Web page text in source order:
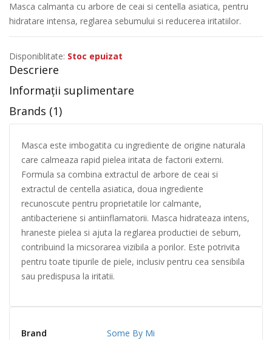
Masca calmanta cu arbore de ceai si centella asiatica, pentru
hidratare intensa, reglarea sebumului si reducerea iritatiilor.
Disponiblitate: Stoc epuizat
Descriere
Informații suplimentare
Brands (1)
Masca este imbogatita cu ingrediente de origine naturala
care calmeaza rapid pielea iritata de factorii externi.
Formula sa combina extractul de arbore de ceai si
extractul de centella asiatica, doua ingrediente
recunoscute pentru proprietatile lor calmante,
antibacteriene si antiinflamatorii. Masca hidrateaza intens,
hraneste pielea si ajuta la reglarea productiei de sebum,
contribuind la micsorarea vizibila a porilor. Este potrivita
pentru toate tipurile de piele, inclusiv pentru cea sensibila
sau predispusa la iritatii.
Brand Some By Mi